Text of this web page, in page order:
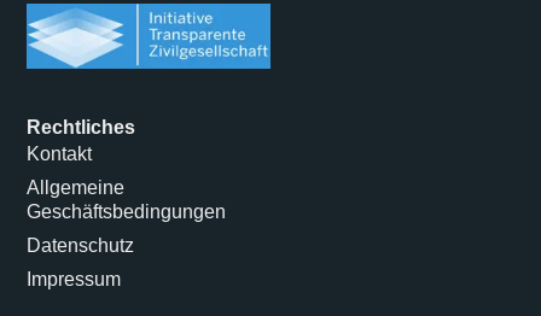
Rechtliches
Kontakt
Allgemeine
Geschäftsbedingungen
Datenschutz
Impressum